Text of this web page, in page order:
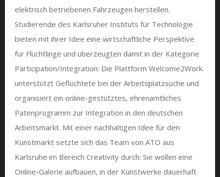
elektrisch betriebenen Fahrzeugen herstellen.
Studierende des Karlsruher Instituts für Technologie
bieten mit ihrer Idee eine wirtschaftliche Perspektive
für Flüchtlinge und überzeugten damit in der Kategorie
Participation/Integration: Die Plattform Welcome2Work
unterstützt Geflüchtete bei der Arbeitsplatzsuche und
organisiert ein online-gestütztes, ehrenamtliches
Patenprogramm zur Integration in den deutschen
Arbeitsmarkt. Mit einer nachhaltigen Idee für den
Kunstmarkt setzte sich das Team von ATO aus
Karlsruhe im Bereich Creativity durch: Sie wollen eine
Online-Galerie aufbauen, in der Kunstwerke dauerhaft